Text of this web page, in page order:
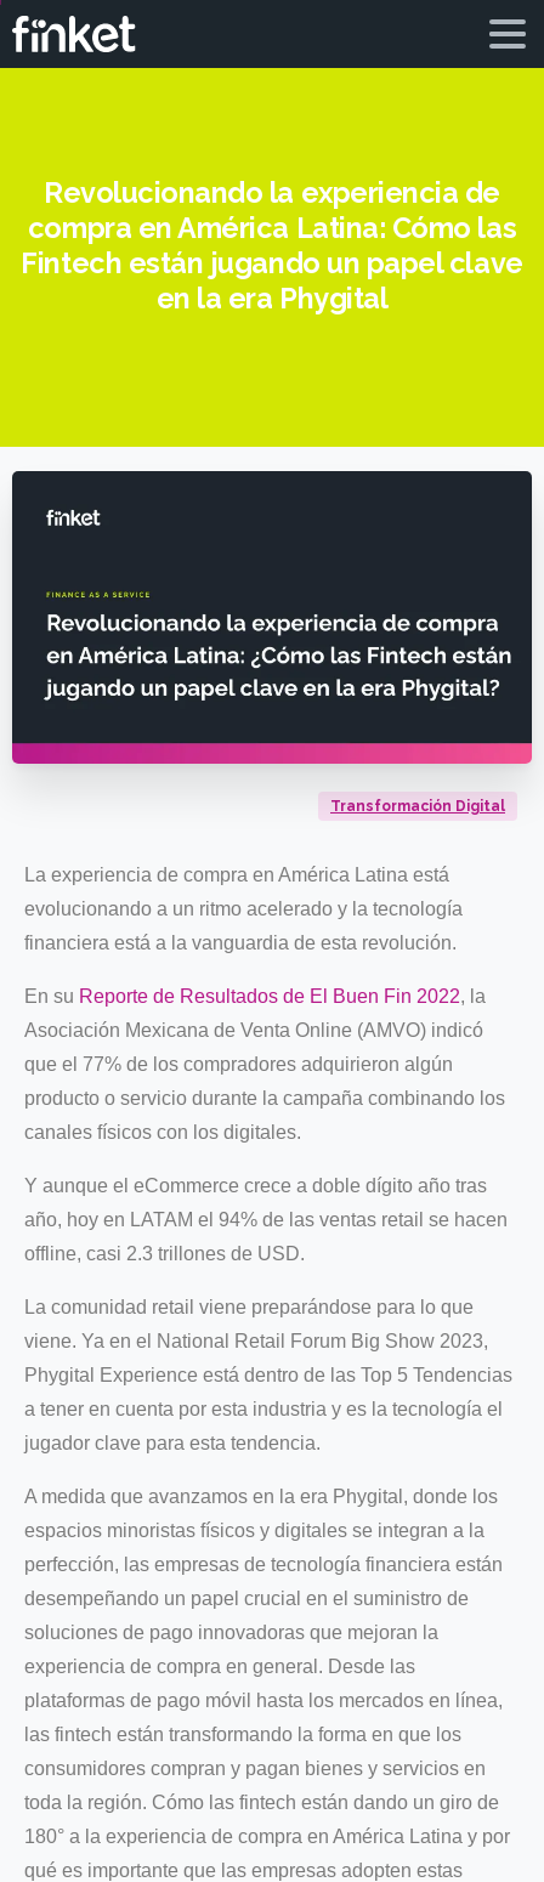
Revolucionando la experiencia de
compra en América Latina: Cómo las
Fintech están jugando un papel clave
en la era Phygital
Transformación Digital
La experiencia de compra en América Latina está
evolucionando a un ritmo acelerado y la tecnología
financiera está a la vanguardia de esta revolución.
En su Reporte de Resultados de El Buen Fin 2022, la
Asociación Mexicana de Venta Online (AMVO) indicó
que el 77% de los compradores adquirieron algún
producto o servicio durante la campaña combinando los
canales físicos con los digitales.
Y aunque el eCommerce crece a doble dígito año tras
año, hoy en LATAM el 94% de las ventas retail se hacen
offline, casi 2.3 trillones de USD.
La comunidad retail viene preparándose para lo que
viene. Ya en el National Retail Forum Big Show 2023,
Phygital Experience está dentro de las Top 5 Tendencias
a tener en cuenta por esta industria y es la tecnología el
jugador clave para esta tendencia.
A medida que avanzamos en la era Phygital, donde los
espacios minoristas físicos y digitales se integran a la
perfección, las empresas de tecnología financiera están
desempeñando un papel crucial en el suministro de
soluciones de pago innovadoras que mejoran la
experiencia de compra en general. Desde las
plataformas de pago móvil hasta los mercados en línea,
las fintech están transformando la forma en que los
consumidores compran y pagan bienes y servicios en
toda la región. Cómo las fintech están dando un giro de
180° a la experiencia de compra en América Latina y por
qué es importante que las empresas adopten estas